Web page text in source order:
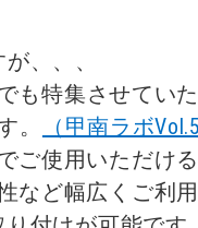
、、、
。
（甲南ラボ
使用いただけ
ど幅広くご利用